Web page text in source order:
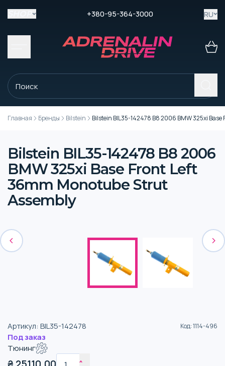
+380-95-364-3000 RU
Главная Бренды Bilstein Bilstein BIL35-142478 B8 2006 BMW 325xi
Bilstein BIL35-142478 B8 2006
BMW 325xi Base Front Left
36mm Monotube Strut
Assembly
Артикул: BIL35-142478 Код:1114-496
Под заказ
Тюнинг